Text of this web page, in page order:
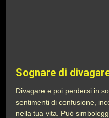
Sognare di
Divagare e poi perdersi in
sentimenti di confusione,
nella tua vita. Può